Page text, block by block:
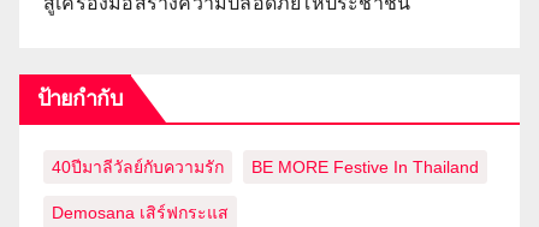
ป้ายกำกับ
40ปีมาลีวัลย์กับความรัก BE MORE Festive In Thailand
Demosana เสิร์ฟกระแส